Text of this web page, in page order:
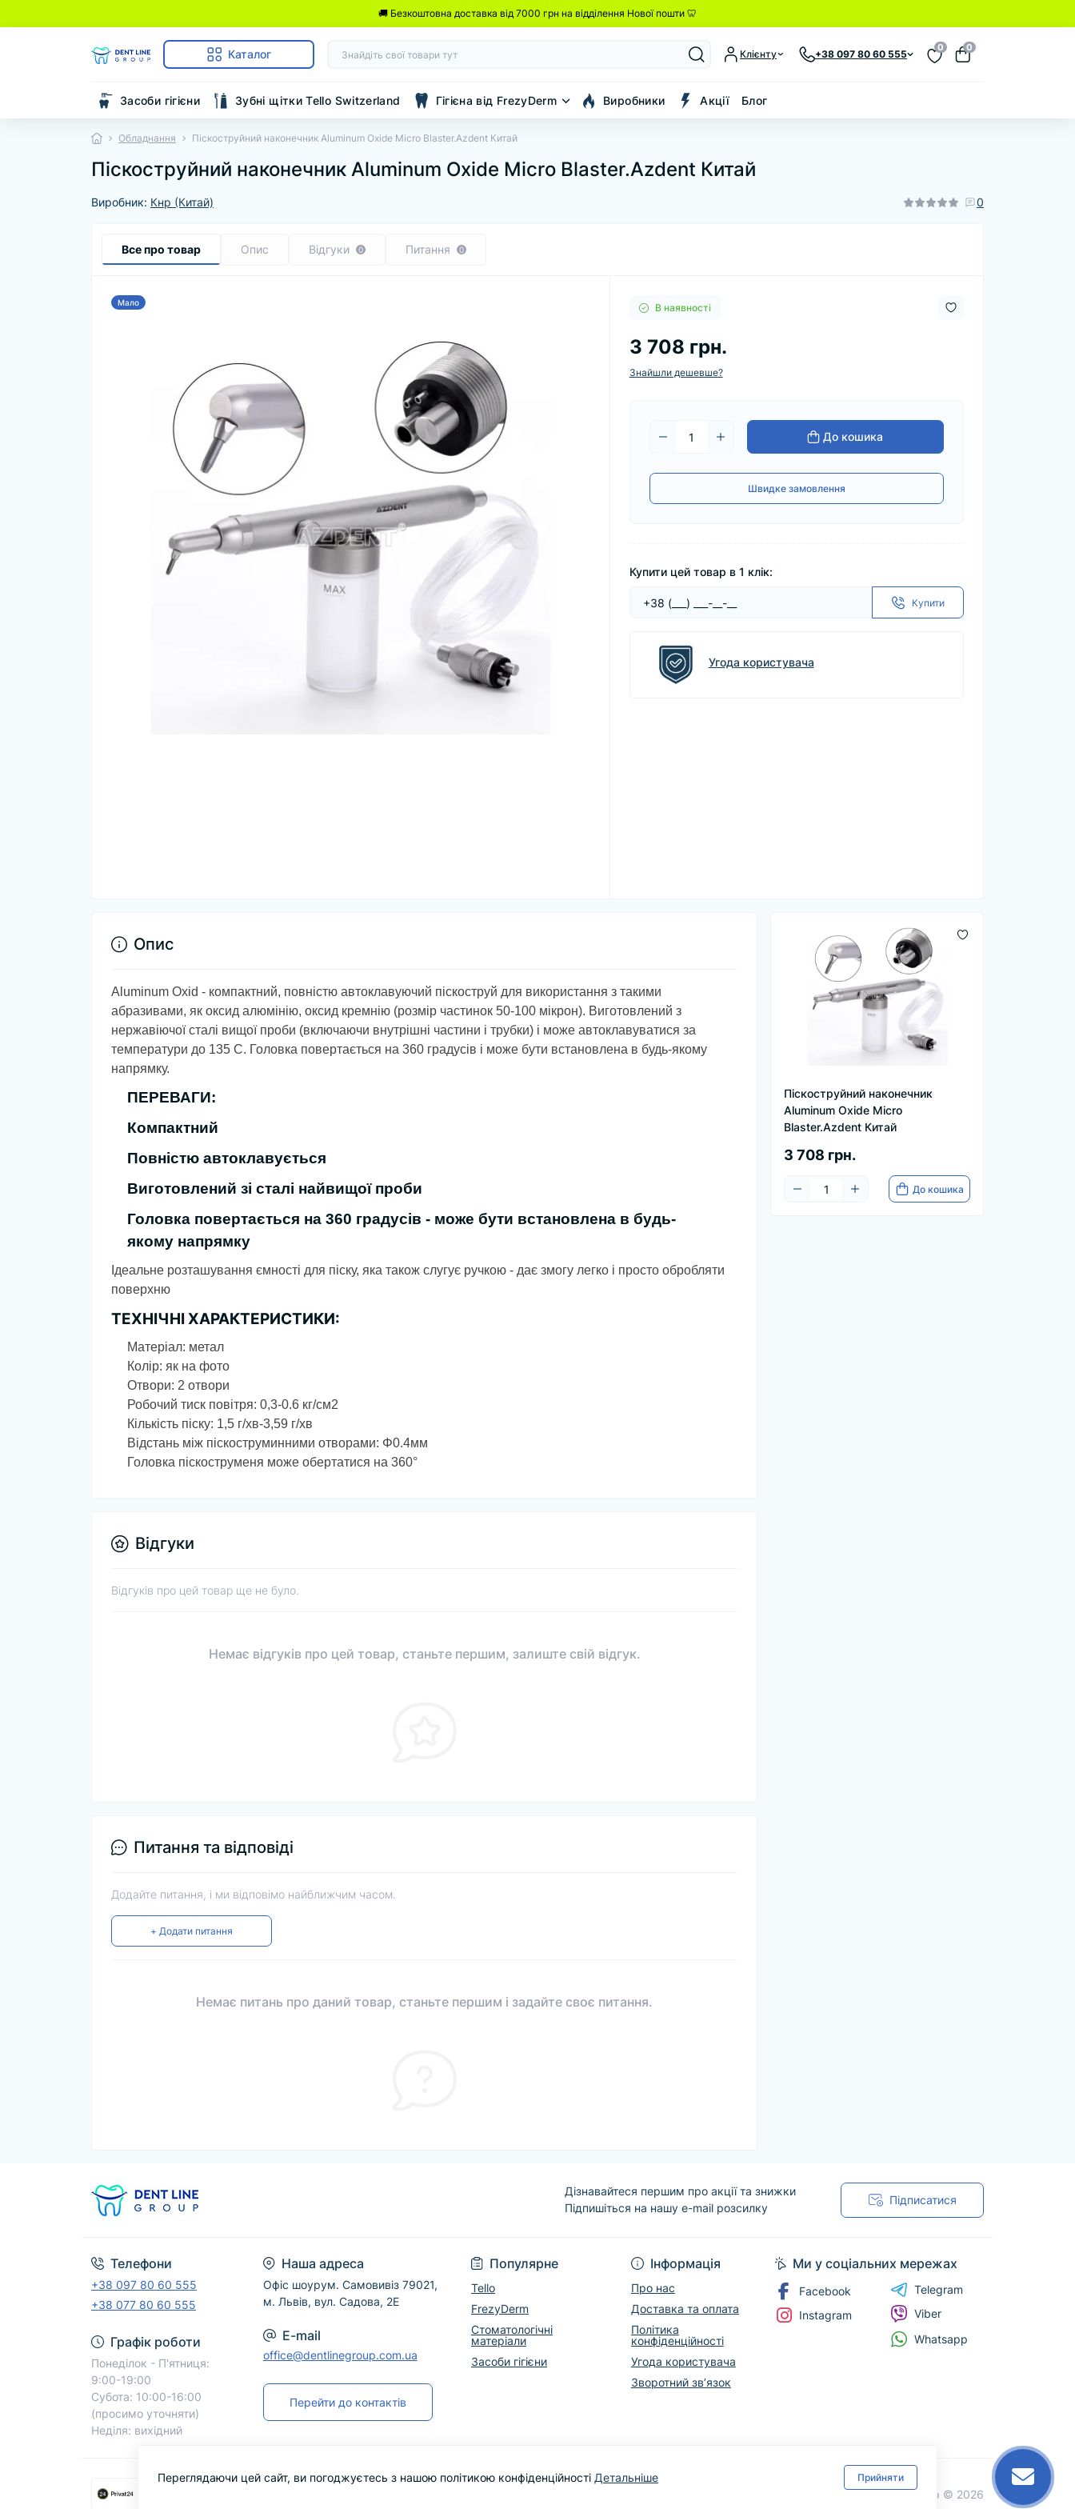
🚚 Безкоштовна доставка від 7000 грн на відділення Нової пошти 🦷
Каталог Клієнту +38 097 80 60 555
0 0
Засоби гігієни Зубні щітки Tello Switzerland Гігієна від FrezyDerm Виробники Акції Блог
Обладнання Піскоструйний наконечник Aluminum Oxide Micro Blaster.Azdent Китай
Піскоструйний наконечник Aluminum Oxide Micro Blaster.Azdent Китай
Виробник: Кнр (Китай) 0
Все про товар Опис Відгуки 0 Питання 0
Мало В наявності
3 708 грн.
Знайшли дешевше?
До кошика
Швидке замовлення
Купити цей товар в 1 клік:
Купити
Угода користувача
Піскоструйний наконечник
Aluminum Oxide Micro
Blaster.Azdent Китай
3 708 грн.
До кошика
Опис
Aluminum Oxid - компактний, повністю автоклавуючий піскоструй для використання з такими
абразивами, як оксид алюмінію, оксид кремнію (розмір частинок 50-100 мікрон). Виготовлений з
нержавіючої сталі вищої проби (включаючи внутрішні частини і трубки) і може автоклавуватися за
температури до 135 С. Головка повертається на 360 градусів і може бути встановлена в будь-якому
напрямку.
ПЕРЕВАГИ:
Компактний
Повністю автоклавується
Виготовлений зі сталі найвищої проби
Головка повертається на 360 градусів - може бути встановлена в будь-
якому напрямку
Ідеальне розташування ємності для піску, яка також слугує ручкою - дає змогу легко і просто обробляти
поверхню
ТЕХНІЧНІ ХАРАКТЕРИСТИКИ:
Матеріал: метал
Колір: як на фото
Отвори: 2 отвори
Робочий тиск повітря: 0,3-0.6 кг/см2
Кількість піску: 1,5 г/хв-3,59 г/хв
Відстань між піскоструминними отворами: Φ0.4мм
Головка піскоструменя може обертатися на 360°
Відгуки
Відгуків про цей товар ще не було.
Немає відгуків про цей товар, станьте першим, залиште свій відгук.
Питання та відповіді
Додайте питання, і ми відповімо найближчим часом.
+ Додати питання
Немає питань про даний товар, станьте першим і задайте своє питання.
Дізнавайтеся першим про акції та знижки
Підпишіться на нашу e-mail розсилку
Підписатися
Телефони
+38 097 80 60 555
+38 077 80 60 555
Графік роботи
Понеділок - П'ятниця:
9:00-19:00
Субота: 10:00-16:00
(просимо уточняти)
Неділя: вихідний
Наша адреса
Офіс шоурум. Самовивіз 79021,
м. Львів, вул. Садова, 2Е
E-mail
office@dentlinegroup.com.ua
Перейти до контактів
Популярне
Tello
FrezyDerm
Стоматологічні
матеріали
Засоби гігієни
Інформація
Про нас
Доставка та оплата
Політика
конфіденційності
Угода користувача
Зворотний зв’язок
Ми у соціальних мережах
Facebook
Instagram
Telegram
Viber
Whatsapp
Cтоматологічний магазин DentLine Group © 2026
Переглядаючи цей сайт, ви погоджуєтесь з нашою політикою конфіденційності Детальніше Прийняти